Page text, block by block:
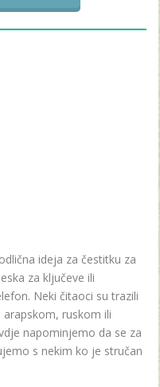
ideja za čestitku za
za ključeve ili
Neki čitaoci su trazili
ruskom ili
napominjemo da se za
s nekim ko je stručan